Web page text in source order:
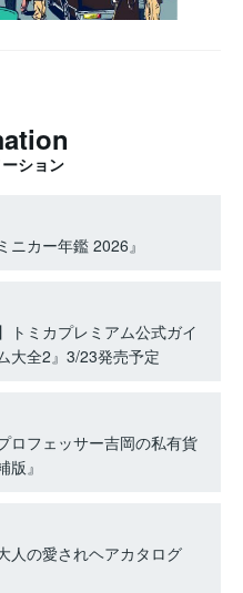
ション
ニカー年鑑 2026』
トミカプレミアム公式ガイ
大全2』3/23発売予定
ロフェッサー吉岡の私有貨
』
人の愛されヘアカタログ